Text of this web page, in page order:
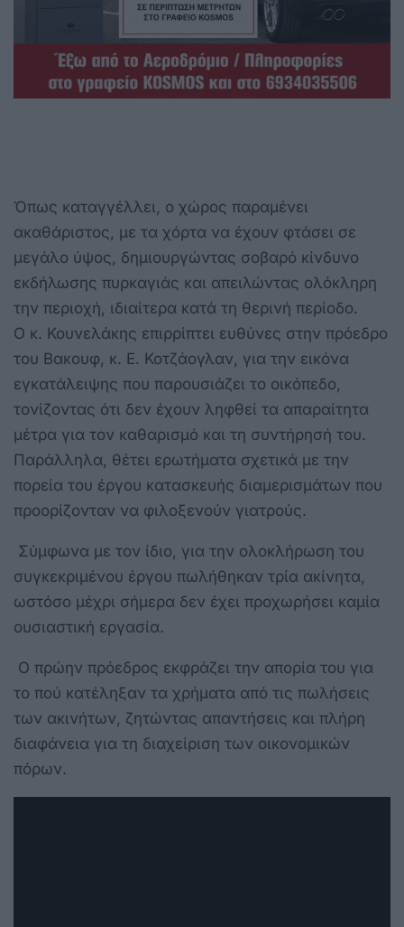
Όπως καταγγέλλει, ο χώρος παραμένει
ακαθάριστος, με τα χόρτα να έχουν φτάσει σε
μεγάλο ύψος, δημιουργώντας σοβαρό κίνδυνο
εκδήλωσης πυρκαγιάς και απειλώντας ολόκληρη
την περιοχή, ιδιαίτερα κατά τη θερινή περίοδο.
Ο κ. Κουνελάκης επιρρίπτει ευθύνες στην πρόεδρο
του Βακουφ, κ. Ε. Κοτζάογλαν, για την εικόνα
εγκατάλειψης που παρουσιάζει το οικόπεδο,
τονίζοντας ότι δεν έχουν ληφθεί τα απαραίτητα
μέτρα για τον καθαρισμό και τη συντήρησή του.
Παράλληλα, θέτει ερωτήματα σχετικά με την
πορεία του έργου κατασκευής διαμερισμάτων που
προορίζονταν να φιλοξενούν γιατρούς.
Σύμφωνα με τον ίδιο, για την ολοκλήρωση του
συγκεκριμένου έργου πωλήθηκαν τρία ακίνητα,
ωστόσο μέχρι σήμερα δεν έχει προχωρήσει καμία
ουσιαστική εργασία.
Ο πρώην πρόεδρος εκφράζει την απορία του για
το πού κατέληξαν τα χρήματα από τις πωλήσεις
των ακινήτων, ζητώντας απαντήσεις και πλήρη
διαφάνεια για τη διαχείριση των οικονομικών
πόρων.